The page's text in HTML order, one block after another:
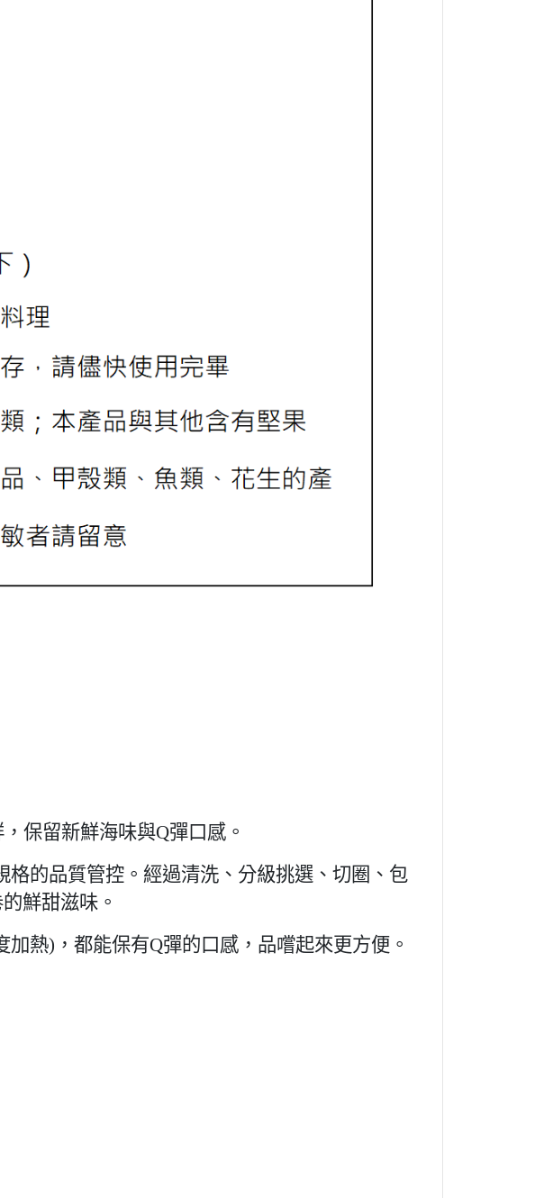
保留新鮮海味與Q彈口感。
格的品質管控。經過清洗、分級挑選、切圈、包
鮮甜滋味。
加熱) ，都能保有Q彈的口感，品嚐起來更方便。